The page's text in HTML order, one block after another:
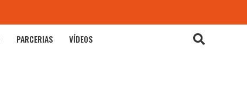
PARCERIAS VÍDEOS